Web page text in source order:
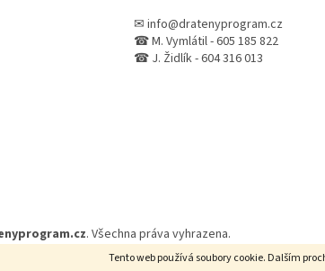
Tento web používá soubory cookie. Dalším
✉ info@dratenyprogram.cz
☎ M. Vymlátil - 605 185 822
☎ J. Židlík - 604 316 013
. Všechna práva vyhrazena.